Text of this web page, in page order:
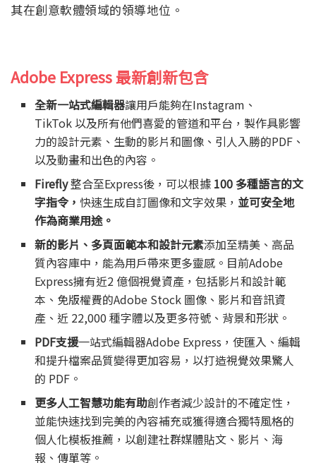
其在創意軟體領域的領導地位。
Adobe Express最新創新包含
全新一站式編輯器讓用戶能夠在Instagram、
TikTok 以及所有他們喜愛的管道和平台，製作具影響
力的設計元素、生動的影片和圖像、引人入勝的PDF、
以及動畫和出色的內容。
Firefly整合至Express後，可以根據 100 多種語言的文
字指令，快速生成自訂圖像和文字效果， 並可安全地
作為商業用途。
新的影片、多頁面範本和設計元素添加至精美、高品
質內容庫中，能為用戶帶來更多靈感。目前Adobe
Express擁有近2 億個視覺資產，包括影片和設計範
本、免版權費的Adob​​e Stock 圖像、影片和音訊資
產、近 22,000 種字體以及更多符號、背景和形狀。
PDF支援一站式編輯器Adobe Express，使匯入、編輯
和提升檔案品質變得更加容易，以打造視覺效果驚人
的 PDF。
更多人工智慧功能有助創作者減少設計的不確定性，
並能快速找到完美的內容補充或獲得適合獨特風格的
個人化模板推薦，以創建社群媒體貼文、影片、海
報、傳單等。